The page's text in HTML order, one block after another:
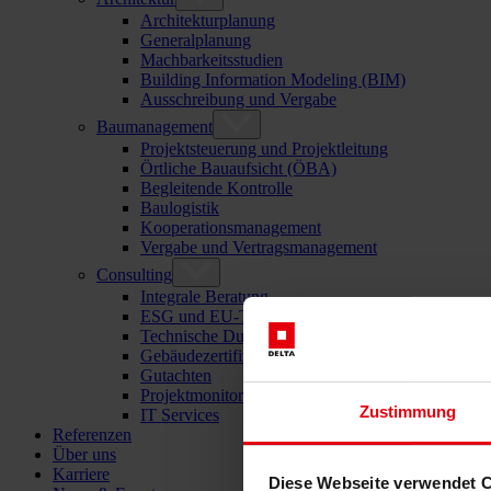
Zustimmung
Diese Webseite verwendet
Architekturplanung
Generalplanung
Machbarkeitsstudien
Building Information Modeling (BIM)
Ausschreibung und Vergabe
Baumanagement
Projektsteuerung und Projektleitung
Örtliche Bauaufsicht (ÖBA)
Begleitende Kontrolle
Baulogistik
Kooperationsmanagement
Vergabe und Vertragsmanagement
Consulting
Integrale Beratung
ESG und EU-Taxonomie Beratung
Technische Due Diligence
Gebäudezertifizierung
Gutachten
Projektmonitoring
IT Services
Referenzen
Über uns
Karriere